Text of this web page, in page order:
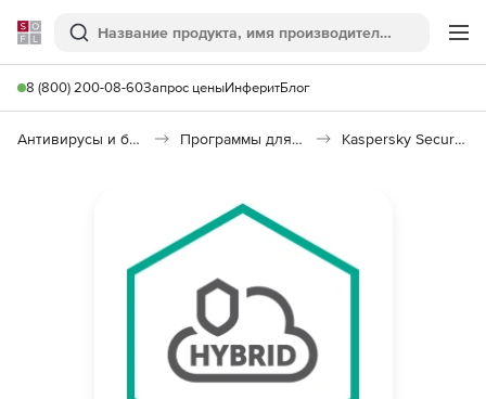
Softline
Поиск
8 (800) 200-08-60Запрос ценыИнферитБлог
Антивирусы и безопасность Программы для защиты информации Kaspersky Security для виртуальных и облачных сред